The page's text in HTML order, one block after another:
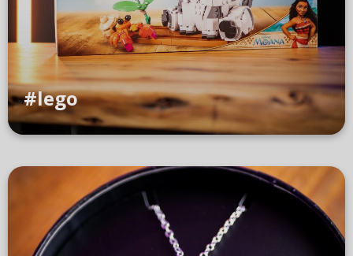
#lego